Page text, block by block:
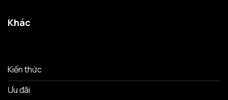
Khác
Kiến thức
Ưu đãi